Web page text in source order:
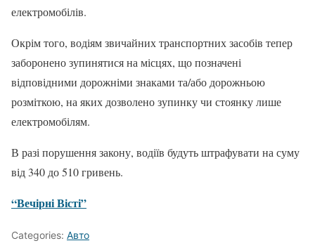
електромобілів.
Окрім того, водіям звичайних транспортних засобів тепер
заборонено зупинятися на місцях, що позначені
відповідними дорожніми знаками та/або дорожньою
розміткою, на яких дозволено зупинку чи стоянку лише
електромобілям.
В разі порушення закону, водіїв будуть штрафувати на суму
від 340 до 510 гривень.
“Вечірні Вісті”
Categories: Авто